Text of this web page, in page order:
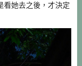
看她去之後，才決定